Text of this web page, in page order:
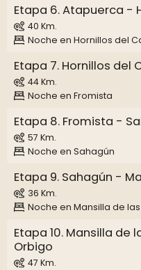
Etapa 6. Atapuerca -
40 Km.
Noche en Hornillos del
Etapa 7. Hornillos del
44 Km.
Noche en Fromista
Etapa 8. Fromista -
57 Km.
Noche en Sahagún
Etapa 9. Sahagún -
36 Km.
Noche en Mansilla de
Etapa 10. Mansilla de
Orbigo
47 Km.